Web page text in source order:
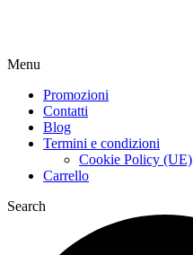
Menu
Promozioni
Contatti
Blog
Termini e condizioni
Cookie Policy (UE)
Carrello
Search